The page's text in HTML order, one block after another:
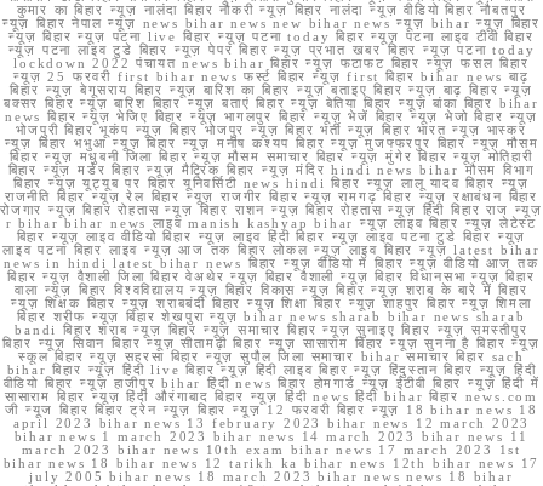
कुमार का बिहार न्यूज़ नालंदा बिहार नौकरी न्यूज़ बिहार नालंदा न्यूज़ वीडियो बिहार नौबतपुर
न्यूज़ बिहार नेपाल न्यूज़ news bihar news new bihar news न्यूज़ bihar न्यूज़ बिहार
न्यूज़ बिहार न्यूज़ पटना live बिहार न्यूज़ पटना today बिहार न्यूज़ पटना लाइव टीवी बिहार
न्यूज़ पटना लाइव टुडे बिहार न्यूज़ पेपर बिहार न्यूज़ प्रभात खबर बिहार न्यूज़ पटना today
lockdown 2022 पंचायत news bihar बिहार न्यूज़ फटाफट बिहार न्यूज़ फसल बिहार
न्यूज़ 25 फरवरी first bihar news फर्स्ट बिहार न्यूज़ first बिहार bihar news बाढ़
बिहार न्यूज़ बेगूसराय बिहार न्यूज़ बारिश का बिहार न्यूज़ बताइए बिहार न्यूज़ बाढ़ बिहार न्यूज़
बक्सर बिहार न्यूज़ बारिश बिहार न्यूज़ बताएं बिहार न्यूज़ बेतिया बिहार न्यूज़ बांका बिहार bihar
news बिहार न्यूज़ भेजिए बिहार न्यूज़ भागलपुर बिहार न्यूज़ भेजें बिहार न्यूज़ भेजो बिहार न्यूज़
भोजपुरी बिहार भूकंप न्यूज़ बिहार भोजपुर न्यूज़ बिहार भर्ती न्यूज़ बिहार भारत न्यूज़ भास्कर
न्यूज़ बिहार भभुआ न्यूज़ बिहार न्यूज़ मनीष कश्यप बिहार न्यूज़ मुजफ्फरपुर बिहार न्यूज़ मौसम
बिहार न्यूज़ मधुबनी जिला बिहार न्यूज़ मौसम समाचार बिहार न्यूज़ मुंगेर बिहार न्यूज़ मोतिहारी
बिहार न्यूज़ मर्डर बिहार न्यूज़ मैट्रिक बिहार न्यूज़ मंदिर hindi news bihar मौसम विभाग
बिहार न्यूज़ यूट्यूब पर बिहार यूनिवर्सिटी news hindi बिहार न्यूज़ लालू यादव बिहार न्यूज़
राजनीति बिहार न्यूज़ रेल बिहार न्यूज़ राजगीर बिहार न्यूज़ रामगढ़ बिहार न्यूज़ रक्षाबंधन बिहार
रोजगार न्यूज़ बिहार रोहतास न्यूज़ बिहार राशन न्यूज़ बिहार रोहतास न्यूज़ हिंदी बिहार राज न्यूज़
r bihar bihar news लाइव manish kashyap bihar न्यूज़ लाइव बिहार न्यूज़ लेटेस्ट
बिहार न्यूज़ लाइव वीडियो बिहार न्यूज़ लाइव हिंदी बिहार न्यूज़ लाइव पटना टुडे बिहार न्यूज़
लाइव पटना बिहार लाइव न्यूज़ आज तक बिहार लोकल न्यूज़ लाइव बिहार न्यूज़ latest bihar
news in hindi latest bihar news बिहार न्यूज़ वीडियो में बिहार न्यूज़ वीडियो आज तक
बिहार न्यूज़ वैशाली जिला बिहार वेअथेर न्यूज़ बिहार वैशाली न्यूज़ बिहार विधानसभा न्यूज़ बिहार
वाला न्यूज़ बिहार विश्वविद्यालय न्यूज़ बिहार विकास न्यूज़ बिहार न्यूज़ शराब के बारे में बिहार
न्यूज़ शिक्षक बिहार न्यूज़ शराबबंदी बिहार न्यूज़ शिक्षा बिहार न्यूज़ शाहपुर बिहार न्यूज़ शिमला
बिहार शरीफ न्यूज़ बिहार शेखपुरा न्यूज़ bihar news sharab bihar news sharab
bandi बिहार शराब न्यूज़ बिहार न्यूज़ समाचार बिहार न्यूज़ सुनाइए बिहार न्यूज़ समस्तीपुर
बिहार न्यूज़ सिवान बिहार न्यूज़ सीतामढ़ी बिहार न्यूज़ सासाराम बिहार न्यूज़ सुनना है बिहार न्यूज़
स्कूल बिहार न्यूज़ सहरसा बिहार न्यूज़ सुपौल जिला समाचार bihar समाचार बिहार sach
bihar बिहार न्यूज़ हिंदी live बिहार न्यूज़ हिंदी लाइव बिहार न्यूज़ हिंदुस्तान बिहार न्यूज़ हिंदी
वीडियो बिहार न्यूज़ हाजीपुर bihar हिंदी news बिहार होमगार्ड न्यूज़ ईटीवी बिहार न्यूज़ हिंदी में
सासाराम बिहार न्यूज़ हिंदी औरंगाबाद बिहार न्यूज़ हिंदी news हिंदी bihar बिहार news.com
जी न्यूज बिहार बिहार ट्रेन न्यूज़ बिहार न्यूज़ 12 फरवरी बिहार न्यूज़ 18 bihar news 18
april 2023 bihar news 13 february 2023 bihar news 12 march 2023
bihar news 1 march 2023 bihar news 14 march 2023 bihar news 11
march 2023 bihar news 10th exam bihar news 17 march 2023 1st
bihar news 18 bihar news 12 tarikh ka bihar news 12th bihar news 17
july 2005 bihar news 18 march 2023 bihar news news 18 bihar